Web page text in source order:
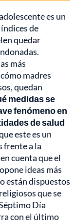
es un
de
quedar
más
madres
quedan
medidas se
fenómeno en
de salud
este es un
frente a la
cuenta que el
ideas más
están dispuestos
que se
Día
con el último